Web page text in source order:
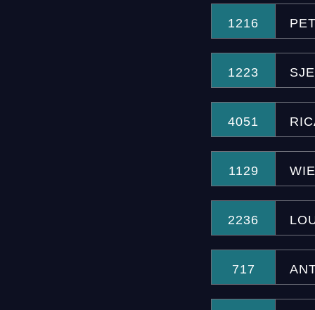
1216
1223
4051
1129
2236
717